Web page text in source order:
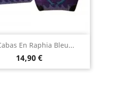
En Raphia Bleu...
Prix
14,90 €